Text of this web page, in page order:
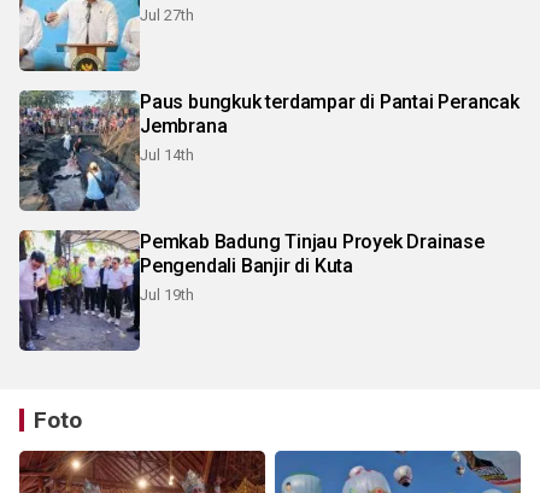
Jul 27th
Paus bungkuk terdampar di Pantai Perancak
Jembrana
Jul 14th
Pemkab Badung Tinjau Proyek Drainase
Pengendali Banjir di Kuta
Jul 19th
Foto